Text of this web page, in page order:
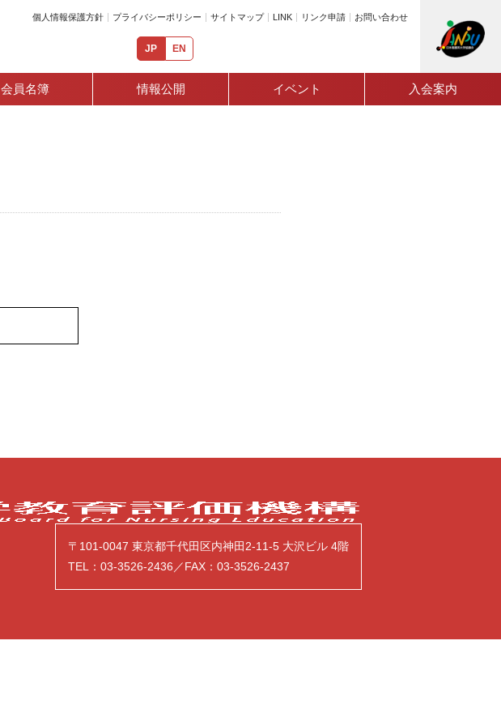
個人情報保護方針 プライバシーポリシー サイトマップ LINK リンク申請 お問い合わせ
会員名簿 情報公開 イベント 入会案内
JP EN
〒101-0047 東京都千代田区内神田2-11-5 大沢ビル 4階
TEL：03-3526-2436／FAX：03-3526-2437